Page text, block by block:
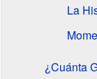
La
¿Cuánta